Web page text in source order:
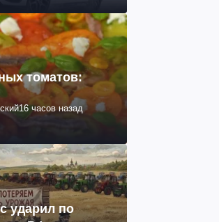
томатов:
16 часов назад
ударил по